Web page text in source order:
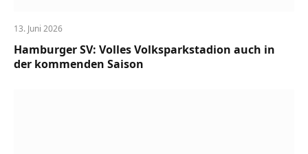
13. Juni 2026
Hamburger SV: Volles Volksparkstadion auch in
der kommenden Saison